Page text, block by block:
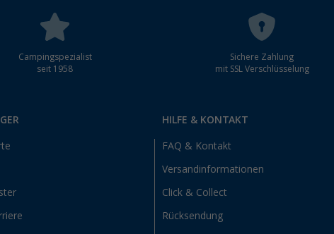
Campingspezialist
seit 1958
Sichere Zahlung
mit SSL Verschlüsselung
HILFE & KONTAKT
FAQ & Kontakt
Versandinformationen
Click & Collect
Rücksendung